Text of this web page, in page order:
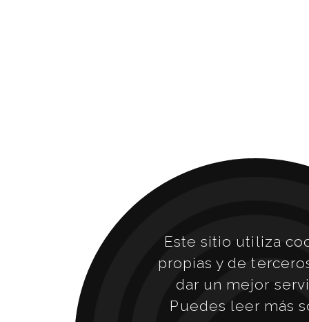
Este sitio utiliza
propias y de
dar un mejor
Puedes leer más